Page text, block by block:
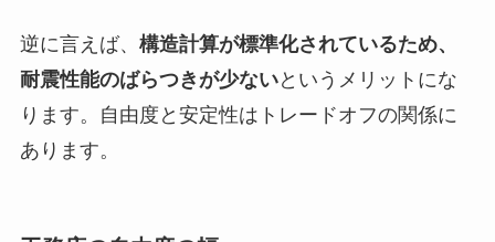
逆に言えば、 構造計算が標準化されているため、
耐震性能のばらつきが少ないというメリットにな
ります。自由度と安定性はトレードオフの関係に
あります。